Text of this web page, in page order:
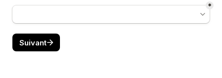
*
Suivant